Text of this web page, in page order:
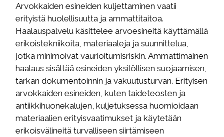
Arvokkaiden esineiden kuljettaminen vaatii
erityistä huolellisuutta ja ammattitaitoa.
Haalauspalvelu käsittelee arvoesineitä käyttämällä
erikoistekniikoita, materiaaleja ja suunnittelua,
jotka minimoivat vaurioitumisriskin. Ammattimainen
haalaus sisältää esineiden yksilöllisen suojaamisen,
tarkan dokumentoinnin ja vakuutusturvan. Erityisen
arvokkaiden esineiden, kuten taideteosten ja
antiikkihuonekalujen, kuljetuksessa huomioidaan
materiaalien erityisvaatimukset ja käytetään
erikoisvälineitä turvalliseen siirtämiseen